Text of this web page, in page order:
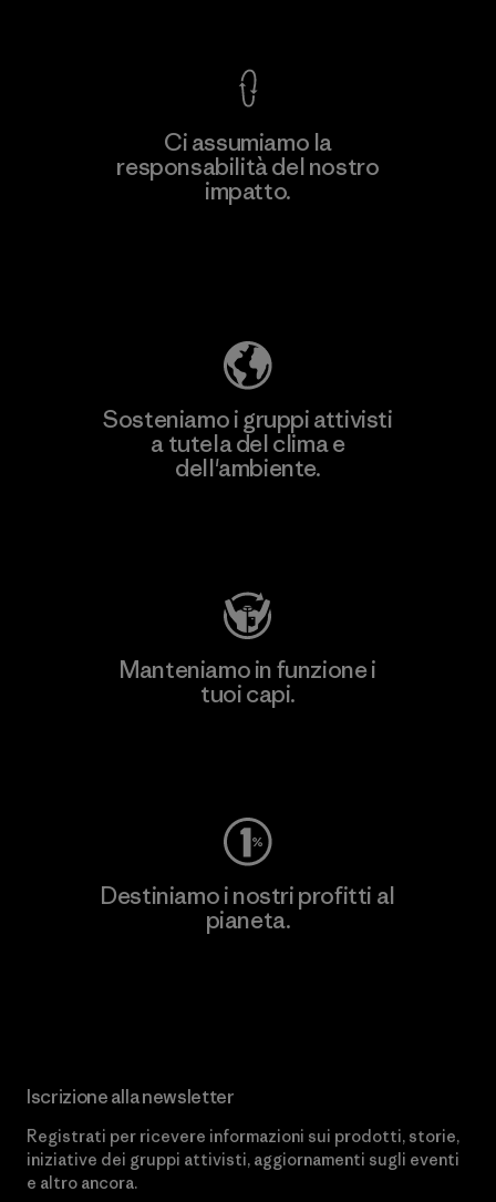
Ci assumiamo la
responsabilità del nostro
impatto.
Sosteniamo i gruppi attivisti
a tutela del clima e
dell'ambiente.
Manteniamo in funzione i
tuoi capi.
Destiniamo i nostri profitti al
pianeta.
Iscrizione alla newsletter
Registrati per ricevere informazioni sui prodotti, storie,
iniziative dei gruppi attivisti, aggiornamenti sugli eventi
e altro ancora.